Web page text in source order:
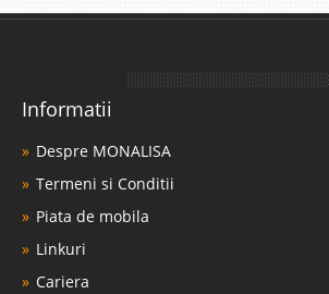
Informatii
Despre MONALISA
Termeni si Conditii
Piata de mobila
Linkuri
Cariera